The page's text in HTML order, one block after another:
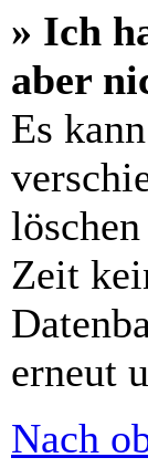
» Ich
aber
Es
Zeit
erneut
Nach